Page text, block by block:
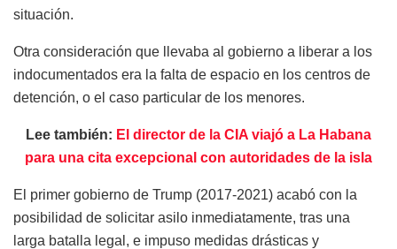
situación.
Otra consideración que llevaba al gobierno a liberar a los
indocumentados era la falta de espacio en los centros de
detención, o el caso particular de los menores.
Lee también: El director de la CIA viajó a La Habana
para una cita excepcional con autoridades de la isla
El primer gobierno de Trump (2017-2021) acabó con la
posibilidad de solicitar asilo inmediatamente, tras una
larga batalla legal, e impuso medidas drásticas y